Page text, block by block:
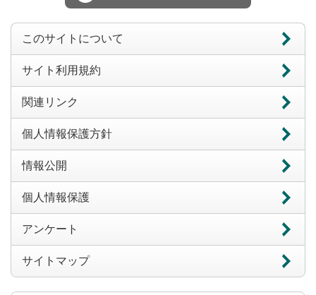
このサイトについて
サイト利用規約
関連リンク
個人情報保護方針
情報公開
個人情報保護
アンケート
サイトマップ